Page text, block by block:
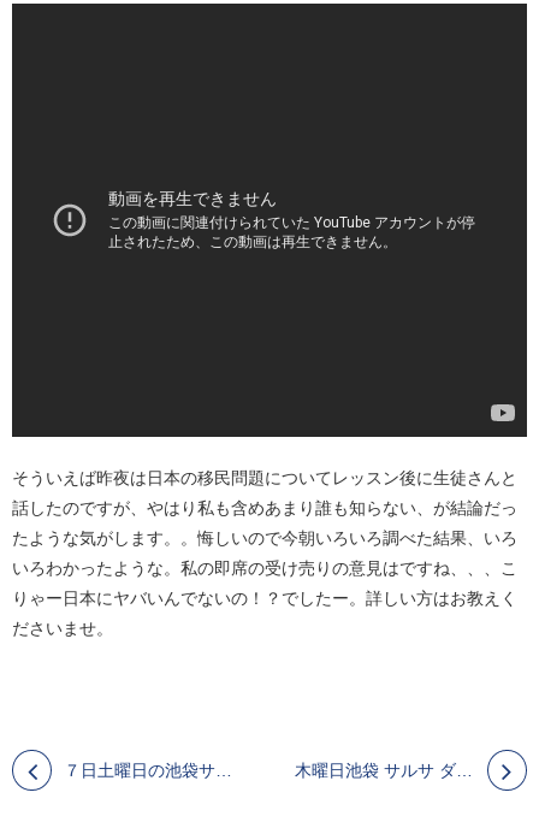
そういえば昨夜は日本の移民問題についてレッスン後に生徒さんと
話したのですが、やはり私も含めあまり誰も知らない、が結論だっ
たような気がします。。悔しいので今朝いろいろ調べた結果、いろ
いろわかったような。私の即席の受け売りの意見はですね、、、こ
りゃー日本にヤバいんでないの！？でしたー。詳しい方はお教えく
ださいませ。
７日土曜日の池袋サルサレッスン＆イベントにいらしてくださった方々ありがとうございました。